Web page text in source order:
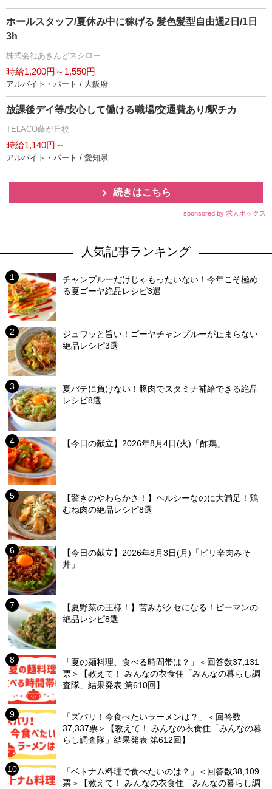
ホールスタッフ/夏休み中に稼げる 髪色髪型自由週2日/1日
3h
株式会社あきんどスシロー
時給1,200円～1,550円
アルバイト・パート / 大阪府
放課後デイ等/安心して働ける職場/交通費あり/駅チカ
TELACO藤が丘校
時給1,140円～
アルバイト・パート / 愛知県
続きはこちら
sponsored by 求人ボックス
人気記事ランキング
チャンプルーだけじゃもったいない！今年こそ極め
る夏ゴーヤ絶品レシピ3選
ジュワッと旨い！ゴーヤチャンプルーが止まらない
絶品レシピ3選
夏バテに負けない！豚肉でスタミナ補給できる絶品
レシピ8選
【今日の献立】2026年8月4日(火)「酢鶏」
【驚きのやわらかさ！】ヘルシーなのに大満足！鶏
むね肉の絶品レシピ8選
【今日の献立】2026年8月3日(月)「ピリ辛肉みそ
丼」
【夏野菜の王様！】苦みがクセになる！ピーマンの
絶品レシピ8選
「夏の麺料理、食べる時間帯は？」＜回答数37,131
票＞【教えて！ みんなの衣食住「みんなの暮らし調
査隊」結果発表 第610回】
「ズバリ！今食べたいラーメンは？」＜回答数
37,337票＞【教えて！ みんなの衣食住「みんなの暮
らし調査隊」結果発表 第612回】
「ベトナム料理で食べたいのは？」＜回答数38,109
票＞【教えて！ みんなの衣食住「みんなの暮らし調